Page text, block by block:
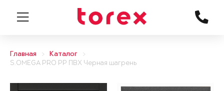
Главная
Каталог
S.OMEGA PRO PP ПВХ Черная шагрень